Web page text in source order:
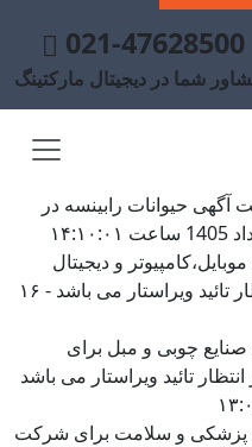
021-47628500
شما در دیجیتال مارکتینگ
حیوانات رابینسه در
و دیجیتال
برای شرکت موبوپارت در انتظار تائید ویراستار می باشد - ۱۶
صنایع چوبی و مبل برای
تائید ویراستار می باشد
پزشکی و سلامت برای شرکت